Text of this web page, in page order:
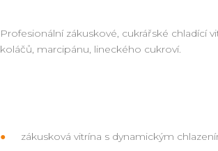
Profesionální zákuskové, cukrářské chladící
koláčů, marcipánu, lineckého cukroví.
zákusková vitrína s dynamickým